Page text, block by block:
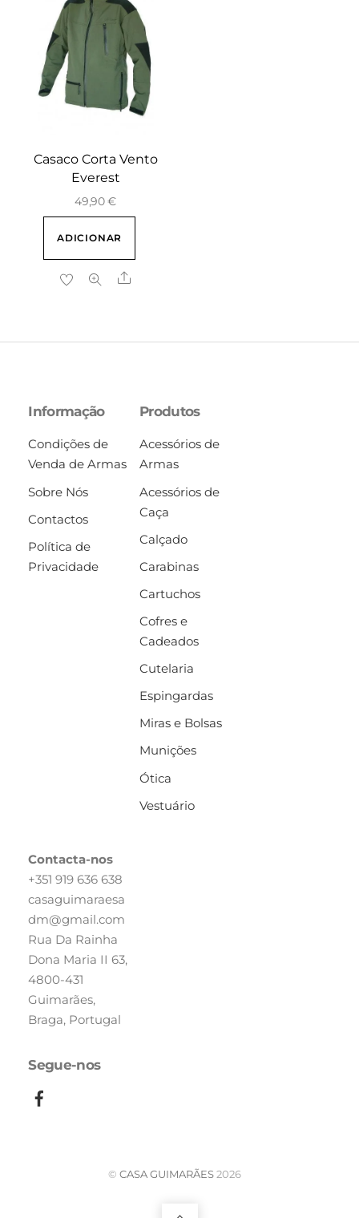
Casaco Corta Vento
Everest
49,90€
ADICIONAR
Share
Informação
Condições de
Venda de Armas
Sobre Nós
Contactos
Política de
Privacidade
Produtos
Acessórios de
Armas
Acessórios de
Caça
Calçado
Carabinas
Cartuchos
Cofres e
Cadeados
Cutelaria
Espingardas
Miras e Bolsas
Munições
Ótica
Vestuário
Contacta-nos
+351 919 636 638
casaguimaraesa
dm@gmail.com
Rua Da Rainha
Dona Maria II 63,
4800-431
Guimarães,
Braga, Portugal
Segue-nos
© CASA GUIMARÃES2026